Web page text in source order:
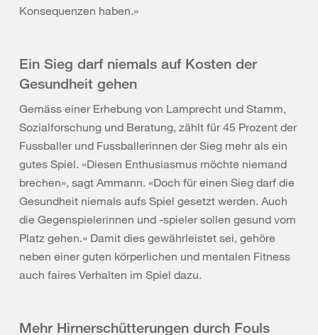
Konsequenzen haben.»
Ein Sieg darf niemals auf Kosten der
Gesundheit gehen
Gemäss einer Erhebung von Lamprecht und Stamm,
Sozialforschung und Beratung, zählt für 45 Prozent der
Fussballer und Fussballerinnen der Sieg mehr als ein
gutes Spiel. «Diesen Enthusiasmus möchte niemand
brechen», sagt Ammann. «Doch für einen Sieg darf die
Gesundheit niemals aufs Spiel gesetzt werden. Auch
die Gegenspielerinnen und -spieler sollen gesund vom
Platz gehen.» Damit dies gewährleistet sei, gehöre
neben einer guten körperlichen und mentalen Fitness
auch faires Verhalten im Spiel dazu.
Mehr Hirnerschütterungen durch Fouls